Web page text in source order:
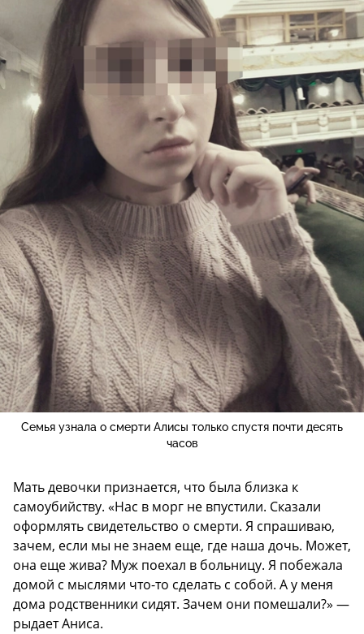
Семья узнала о смерти Алисы только спустя почти десять
часов
Мать девочки признается, что была близка к
самоубийству. «Нас в морг не впустили. Сказали
оформлять свидетельство о смерти. Я спрашиваю,
зачем, если мы не знаем еще, где наша дочь. Может,
она еще жива? Муж поехал в больницу. Я побежала
домой с мыслями что-то сделать с собой. А у меня
дома родственники сидят. Зачем они помешали?» —
рыдает Аниса.